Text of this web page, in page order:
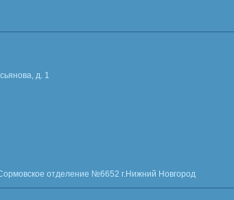
д. 1
отделение №6652 г.Нижний Новгород